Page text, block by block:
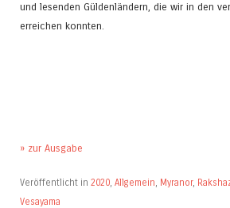
und lesenden Güldenländern, die wir in den
erreichen konnten.
» zur Ausgabe
Veröffentlicht in 2020 Allgemein Myranor,
Vesayama